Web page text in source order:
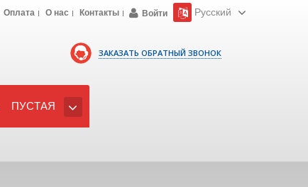
ЗАКАЗАТЬ ОБРАТНЫЙ ЗВОНОК
Оплата О нас Контакты Войти Русский
ПУСТАЯ